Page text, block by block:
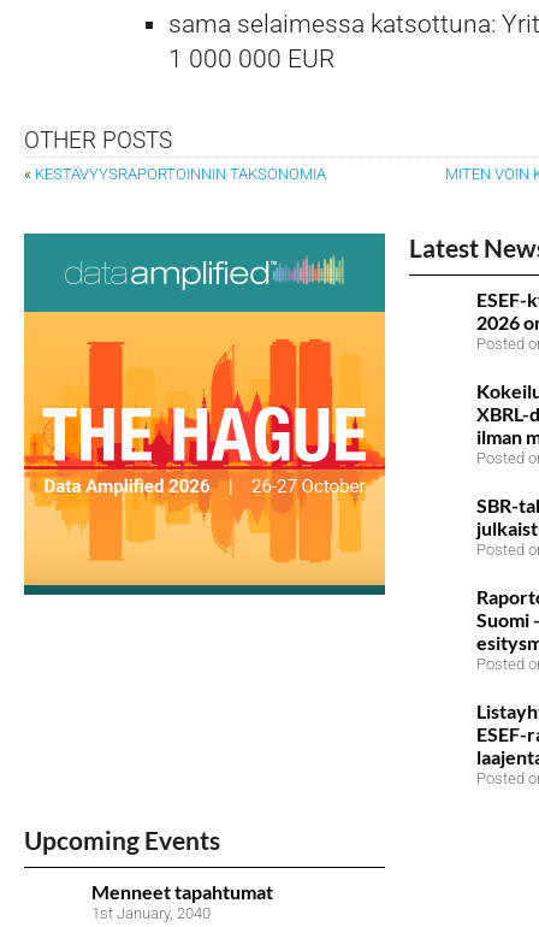
sama selaimessa katsottuna:
1 000 000 EUR
OTHER POSTS
« KESTÄVYYSRAPORTOINNIN TAKSONOMIA MITEN VOIN
Latest
2026
Posted
XBRL-
ilman
Posted
SBR-
Posted
Suomi
Posted
Posted
Upcoming Events
Menneet tapahtumat
1st January, 2040